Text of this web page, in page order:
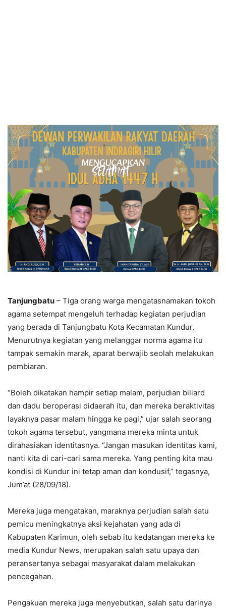
Tanjungbatu – Tiga orang warga mengatasnamakan tokoh
agama setempat mengeluh terhadap kegiatan perjudian
yang berada di Tanjungbatu Kota Kecamatan Kundur.
Menurutnya kegiatan yang melanggar norma agama itu
tampak semakin marak, aparat berwajib seolah melakukan
pembiaran.
“Boleh dikatakan hampir setiap malam, perjudian biliard
dan dadu beroperasi didaerah itu, dan mereka beraktivitas
layaknya pasar malam hingga ke pagi,” ujar salah seorang
tokoh agama tersebut, yangmana mereka minta untuk
dirahasiakan identitasnya. “Jangan masukan identitas kami,
nanti kita di cari-cari sama mereka. Yang penting kita mau
kondisi di Kundur ini tetap aman dan kondusif,” tegasnya,
Jum’at (28/09/18).
Mereka juga mengatakan, maraknya perjudian salah satu
pemicu meningkatnya aksi kejahatan yang ada di
Kabupaten Karimun, oleh sebab itu kedatangan mereka ke
media Kundur News, merupakan salah satu upaya dan
peransertanya sebagai masyarakat dalam melakukan
pencegahan.
Pengakuan mereka juga menyebutkan, salah satu darinya